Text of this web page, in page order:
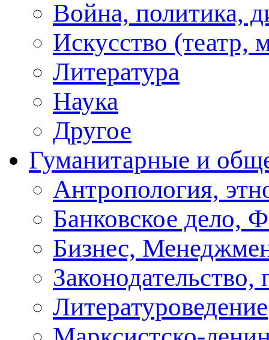
Война, политика,
Искусство (театр,
Литература
Наука
Другое
Гуманитарные и
Антропология,
Банковское дело,
Бизнес,
Законодательство,
Литературоведение